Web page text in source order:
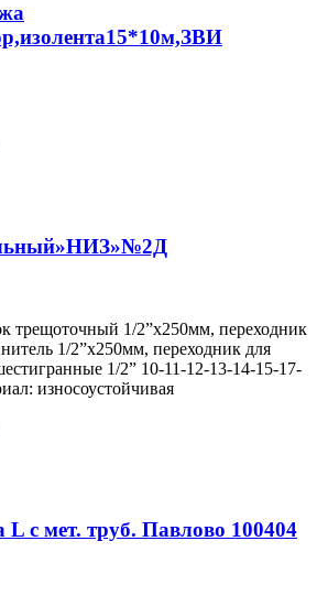
трещоточный 1/2”x250мм, переходник
1/2”x250мм, переходник для
1/2” 10-11-12-13-14-15-17-
износоустойчивая
L с мет. труб. Павлово 100404